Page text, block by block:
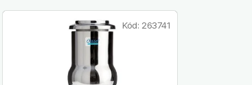
Kód: 263741